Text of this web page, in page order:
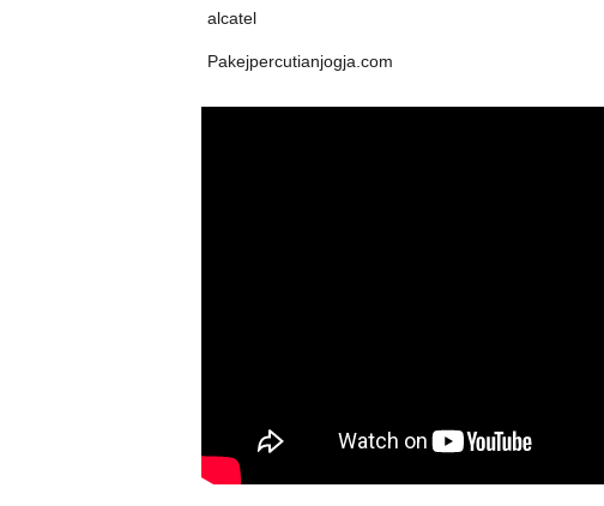
alcatel
Pakejpercutianjogja.com